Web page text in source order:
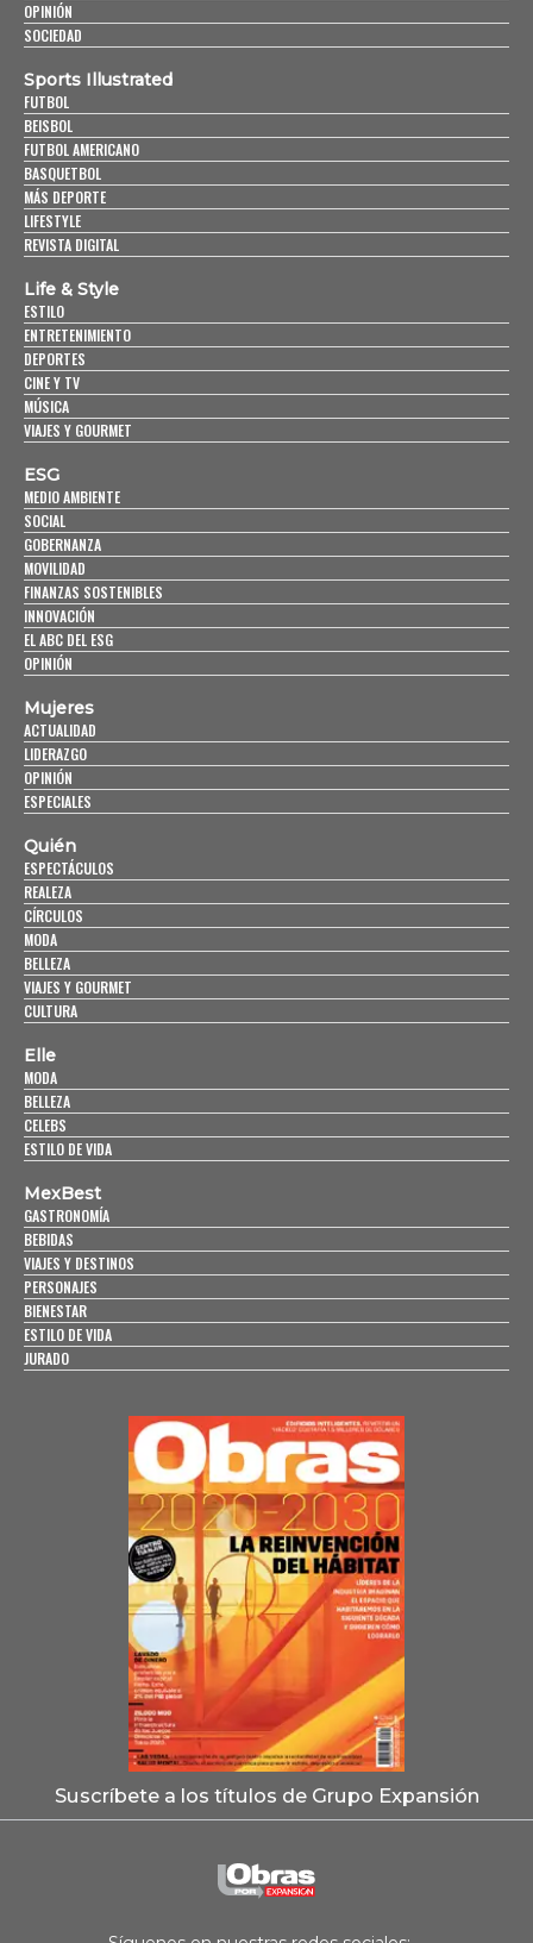
OPINIÓN
SOCIEDAD
Sports Illustrated
FUTBOL
BEISBOL
FUTBOL AMERICANO
BASQUETBOL
MÁS DEPORTE
LIFESTYLE
REVISTA DIGITAL
Life & Style
ESTILO
ENTRETENIMIENTO
DEPORTES
CINE Y TV
MÚSICA
VIAJES Y GOURMET
ESG
MEDIO AMBIENTE
SOCIAL
GOBERNANZA
MOVILIDAD
FINANZAS SOSTENIBLES
INNOVACIÓN
EL ABC DEL ESG
OPINIÓN
Mujeres
ACTUALIDAD
LIDERAZGO
OPINIÓN
ESPECIALES
Quién
ESPECTÁCULOS
REALEZA
CÍRCULOS
MODA
BELLEZA
VIAJES Y GOURMET
CULTURA
Elle
MODA
BELLEZA
CELEBS
ESTILO DE VIDA
MexBest
GASTRONOMÍA
BEBIDAS
VIAJES Y DESTINOS
PERSONAJES
BIENESTAR
ESTILO DE VIDA
JURADO
Suscríbete a los títulos de Grupo Expansión